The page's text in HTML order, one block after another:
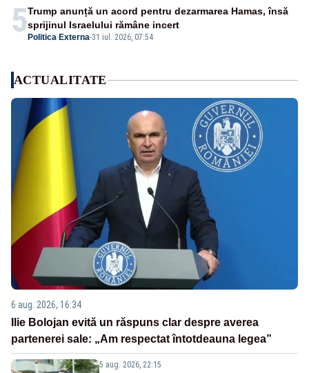
5 Politica Externa-31 iul. 2026, 07:54
Trump anunță un acord pentru dezarmarea Hamas, însă
sprijinul Israelului rămâne incert
ACTUALITATE
6 aug. 2026, 16:34
Ilie Bolojan evită un răspuns clar despre averea
partenerei sale: „Am respectat întotdeauna legea”
5 aug. 2026, 22:15